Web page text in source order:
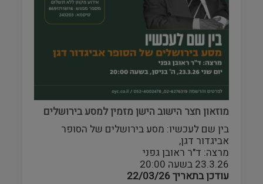
מוזאון חצר הישוב הישן מזמין למסע בירושלים
בין שם לעכשיו: מסע בירושלים של הסופר
אביגדור דגן,
מרצה: ד"ר ראובן גפני
23.3.26 בשעה 20:00
עודכן בתאריך 22/03/26